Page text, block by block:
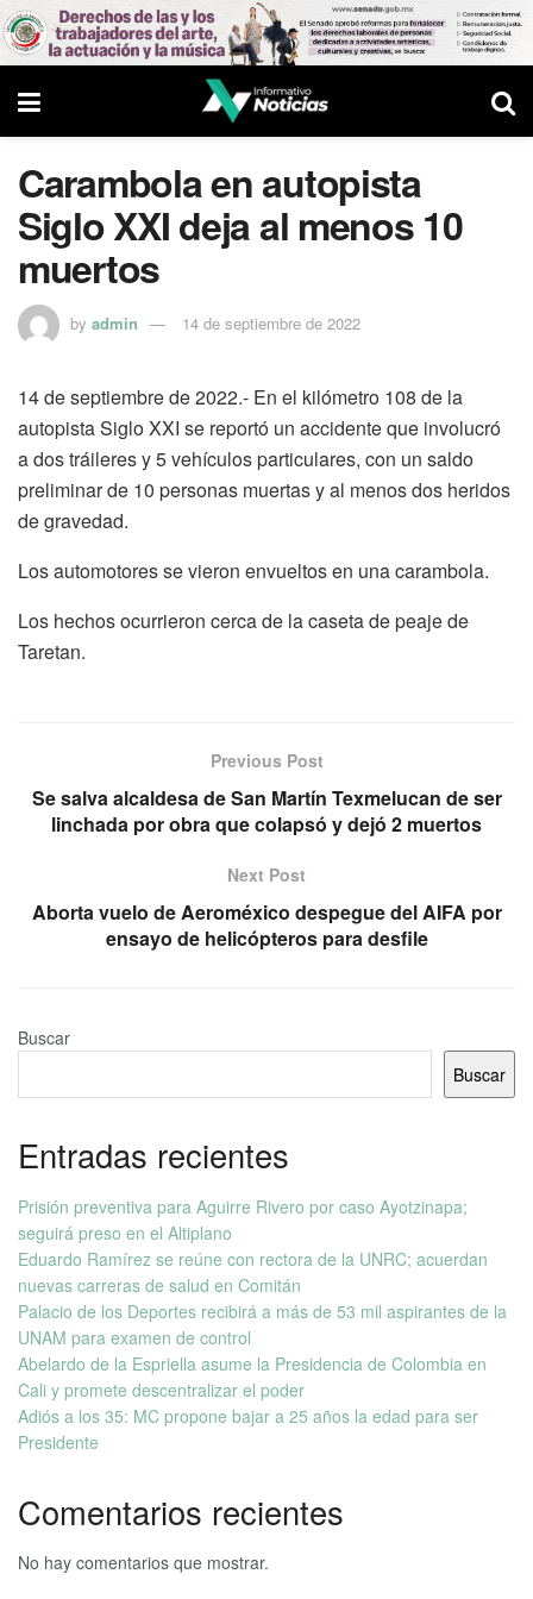
Carambola en autopista
Siglo XXI deja al menos 10
muertos
by admin 14 de septiembre de 2022
14 de septiembre de 2022.- En el kilómetro 108 de la
autopista Siglo XXI se reportó un accidente que involucró
a dos tráileres y 5 vehículos particulares, con un saldo
preliminar de 10 personas muertas y al menos dos heridos
de gravedad.
Los automotores se vieron envueltos en una carambola.
Los hechos ocurrieron cerca de la caseta de peaje de
Taretan.
Previous Post
Se salva alcaldesa de San Martín Texmelucan de ser
linchada por obra que colapsó y dejó 2 muertos
Next Post
Aborta vuelo de Aeroméxico despegue del AIFA por
ensayo de helicópteros para desfile
Buscar
Buscar
Entradas recientes
Prisión preventiva para Aguirre Rivero por caso Ayotzinapa;
seguirá preso en el Altiplano
Eduardo Ramírez se reúne con rectora de la UNRC; acuerdan
nuevas carreras de salud en Comitán
Palacio de los Deportes recibirá a más de 53 mil aspirantes de la
UNAM para examen de control
Abelardo de la Espriella asume la Presidencia de Colombia en
Cali y promete descentralizar el poder
Adiós a los 35: MC propone bajar a 25 años la edad para ser
Presidente
Comentarios recientes
No hay comentarios que mostrar.